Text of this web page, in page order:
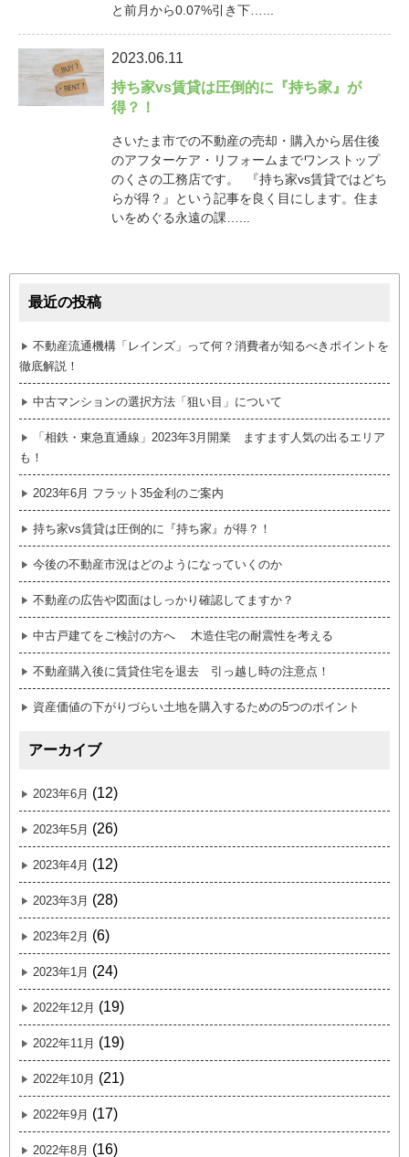
と前月から0.07%引き下…...
2023.06.11
持ち家vs賃貸は圧倒的に『持ち家』が
得？！
さいたま市での不動産の売却・購入から居住後
のアフターケア・リフォームまでワンストップ
のくさの工務店です。 『持ち家vs賃貸ではどち
らが得？』という記事を良く目にします。住ま
いをめぐる永遠の課…...
最近の投稿
不動産流通機構「レインズ」って何？消費者が知るべきポイントを
徹底解説！
中古マンションの選択方法「狙い目」について
「相鉄・東急直通線」2023年3月開業 ますます人気の出るエリア
も！
2023年6月 フラット35金利のご案内
持ち家vs賃貸は圧倒的に『持ち家』が得？！
今後の不動産市況はどのようになっていくのか
不動産の広告や図面はしっかり確認してますか？
中古戸建てをご検討の方へ 木造住宅の耐震性を考える
不動産購入後に賃貸住宅を退去 引っ越し時の注意点！
資産価値の下がりづらい土地を購入するための5つのポイント
アーカイブ
2023年6月 (12)
2023年5月 (26)
2023年4月 (12)
2023年3月 (28)
2023年2月 (6)
2023年1月 (24)
2022年12月 (19)
2022年11月 (19)
2022年10月 (21)
2022年9月 (17)
2022年8月 (16)